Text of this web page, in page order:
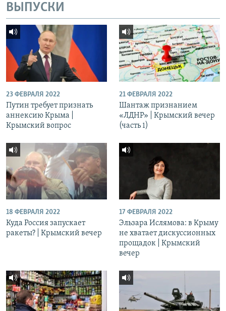
ВЫПУСКИ
23 ФЕВРАЛЯ 2022
Путин требует признать
аннексию Крыма |
Крымский вопрос
21 ФЕВРАЛЯ 2022
Шантаж признанием
«ЛДНР» | Крымский вечер
(часть 1)
18 ФЕВРАЛЯ 2022
Куда Россия запускает
ракеты? | Крымский вечер
17 ФЕВРАЛЯ 2022
Эльзара Ислямова: в Крыму
не хватает дискуссионных
прощадок | Крымский
вечер